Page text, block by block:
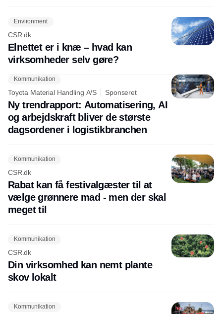
Environment
CSR.dk
Elnettet er i knæ – hvad kan
virksomheder selv gøre?
Kommunikation
Toyota Material Handling A/S Sponseret
Ny trendrapport: Automatisering, AI
og arbejdskraft bliver de største
dagsordener i logistikbranchen
Kommunikation
CSR.dk
Rabat kan få festivalgæster til at
vælge grønnere mad - men der skal
meget til
Kommunikation
CSR.dk
Din virksomhed kan nemt plante
skov lokalt
Kommunikation